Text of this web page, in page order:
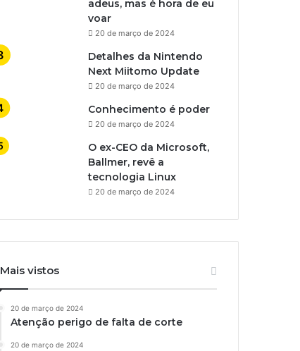
adeus, mas é hora de eu
voar
20 de março de 2024
Detalhes da Nintendo
Next Miitomo Update
20 de março de 2024
Conhecimento é poder
20 de março de 2024
O ex-CEO da Microsoft,
Ballmer, revê a
tecnologia Linux
20 de março de 2024
Mais vistos
20 de março de 2024
Atenção perigo de falta de corte
20 de março de 2024